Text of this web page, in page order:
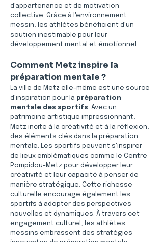
d'appartenance et de motivation
collective. Grâce à l'environnement
messin, les athlètes bénéficient d'un
soutien inestimable pour leur
développement mental et émotionnel.
Comment Metz inspire la
préparation mentale ?
La ville de Metz elle-même est une source
d'inspiration pour la préparation
mentale des sportifs. Avec un
patrimoine artistique impressionnant,
Metz incite à la créativité et à la réflexion,
des éléments clés dans la préparation
mentale. Les sportifs peuvent s'inspirer
de lieux emblématiques comme le Centre
Pompidou-Metz pour développer leur
créativité et leur capacité à penser de
manière stratégique. Cette richesse
culturelle encourage également les
sportifs à adopter des perspectives
nouvelles et dynamiques. À travers cet
engagement culturel, les athlètes
messins embrassent des stratégies